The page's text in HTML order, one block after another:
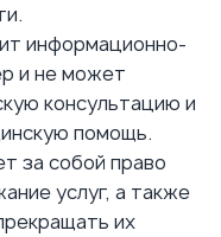
информационно-
и не может
консультацию и
помощь.
за собой право
услуг, а также
их